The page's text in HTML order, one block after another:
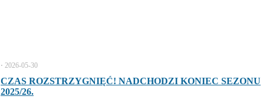
CZAS ROZSTRZYGNIĘĆ! NADCHODZI KONIEC SEZONU
2025/26.
⋅ 2026-05-30